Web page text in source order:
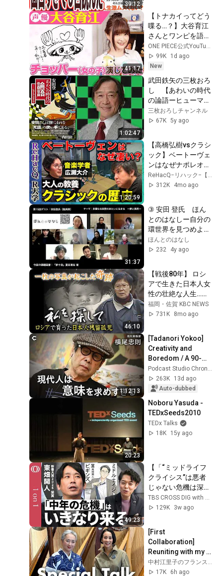
39:12
としての東洋哲学」
を世界一わかりやす
く要約してみた【本
要約】
41:17
【トナカイってどう
喋る…？】大谷育江
さんとワンピを語っ
てみた！【仲間がい
るよTube!!!!】
ONE PIECE公式YouTubeチャンネル
99K
1d ago
New
1:02:47
武田鉄矢の三枚おろ
し　【あわいの時代
の論語ーヒューマン
2.0　安田登】　全
話
三枚おろしチャンネル
67K 5y ago
1:20:59
【高橋弘樹vsクラシ
ック】ベートーヴェ
ンはなぜナポレオン
を嫌ったのか？英雄
に裏切られた天才の
ト、シューベルト、
ワーグナー
【ReHacQ R大学】
ReHacQ−リハック−【公式】
312K
4mo ago
31:37
③ 安田 登氏　ほん
とのはなしー自分の
環世界を見つめよう
ー
ほんとのはなし
232
4y ago
46:10
【戦後80年】 ロシ
アで生きた日本人女
性の壮絶な人生…６
０年後、一枚の写真
が奇跡を起こす「私
育った日本人残留孤
児〜」（２００５年
ＫＢＣ制作）
福岡・佐賀 KBC NEWS
731K
8mo ago
1:12:13
[Tadanori Yokoo]
Creativity and
Boredom / A 90-
Year-Old’s View on
Life and Death /
Nothing Has Me...
Podcast Studio Chronicle
263K
13d ago
Auto-dubbed
20:23
Noboru Yasuda -
TEDxSeeds2010
TEDx Talks
18K
15y ago
49:23
【「“ミッドライフ
クライシス”は悪者
じゃない危機は深め
ろ」臨床心理士・東
畑開人】他人を思い
き合った人だけ／中
年期は必ずやって来
る／出揃ったカード
で勝負する“人生の
後半戦”【1on1】
TBS CROSS DIG with Bloomberg
129K
3w ago
[First
Collaboration]
Reuniting with my
Fuji TV peer Sato
Kondo after 35
中村江里子のフランス暮らし and 近藤サトの着物バラエティ「サト読ム。」 Kimono Channel "satoyom"
17K
6h ago